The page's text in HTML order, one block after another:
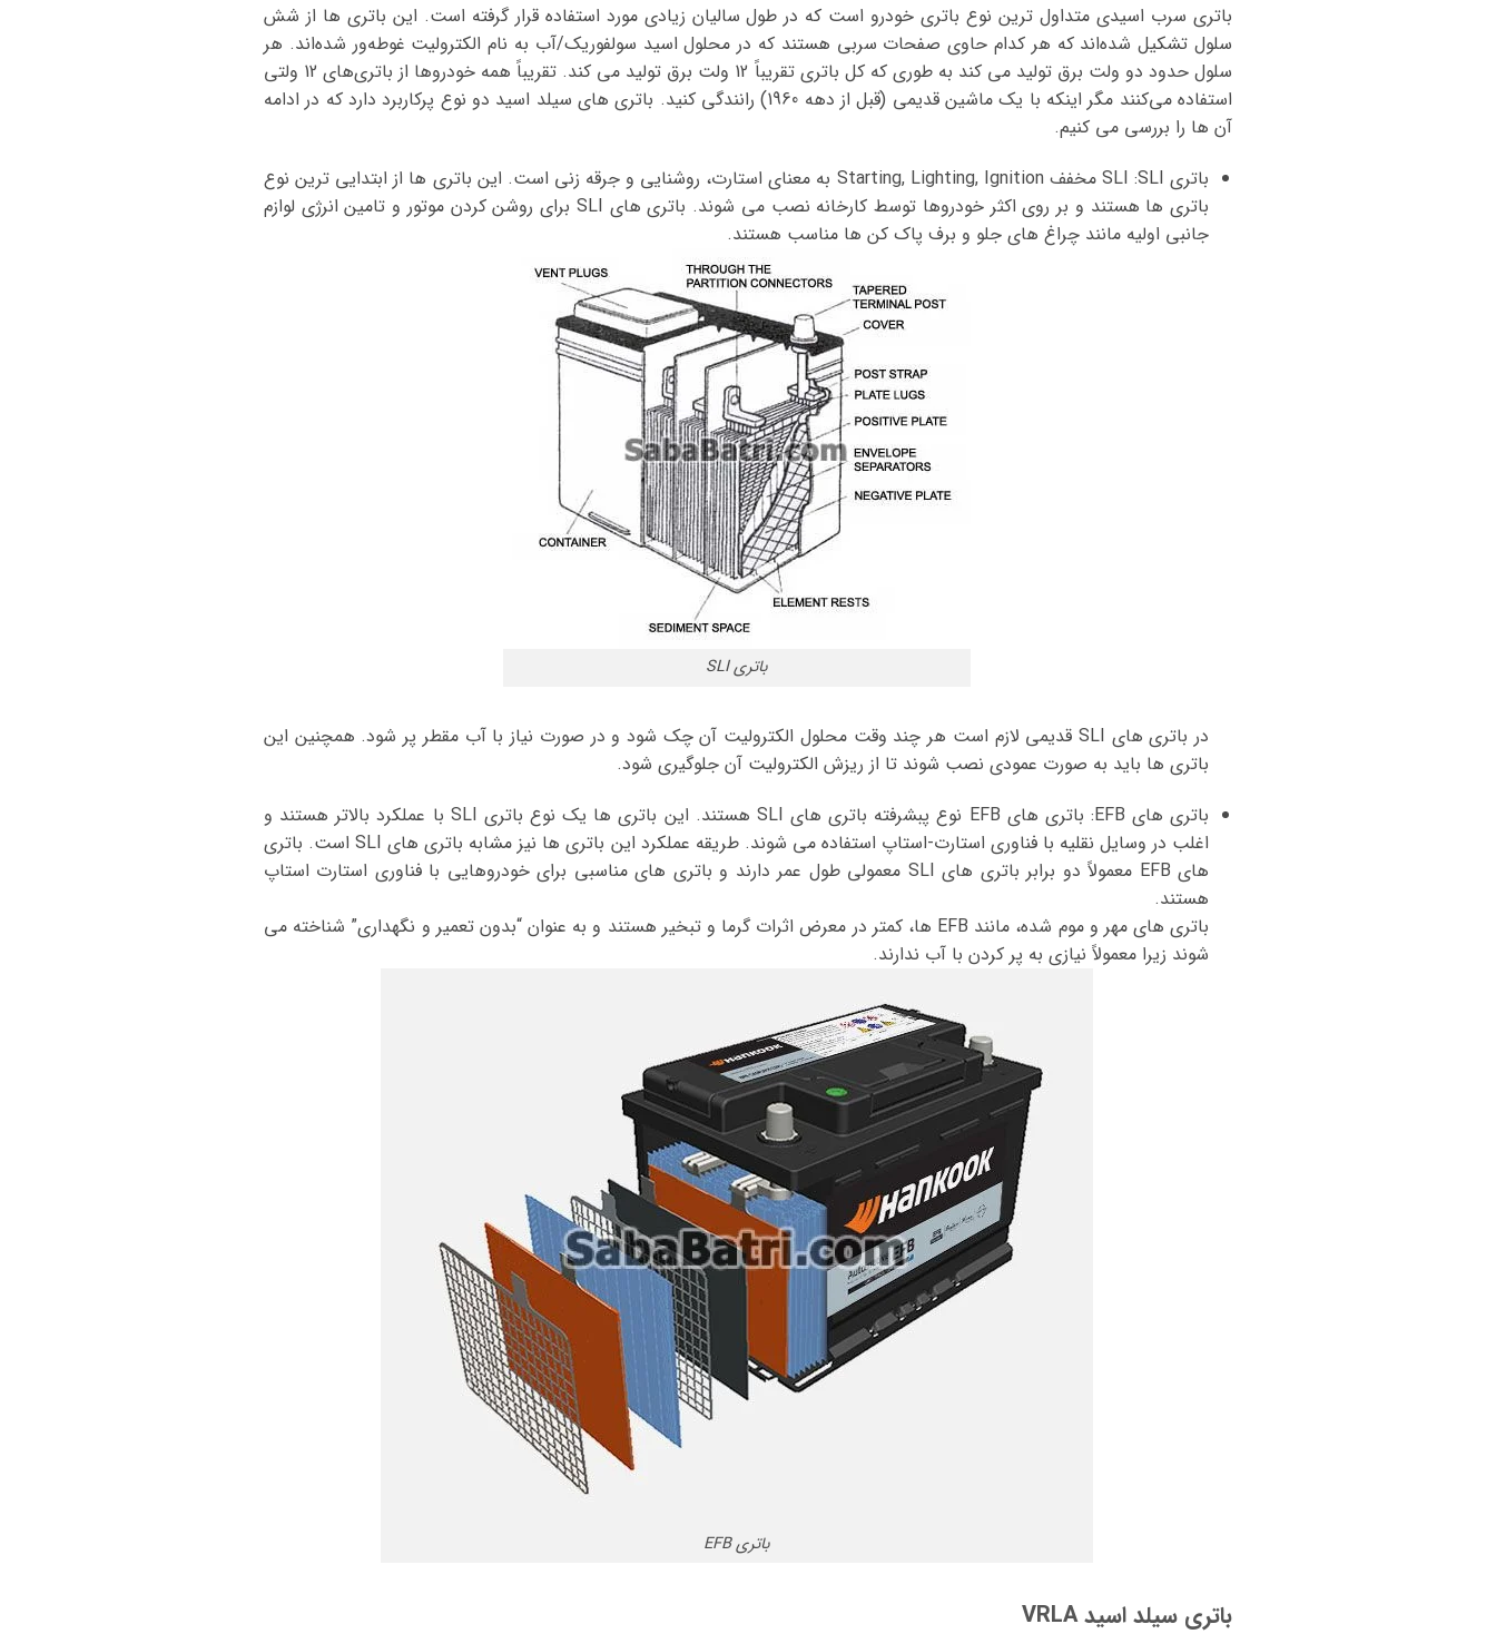
باتری سرب اسیدی متداول ترین نوع باتری خودرو است که در طول سالیان زیادی مورد استفاده قرار گرفته است. این باتری ها از شش
سلول تشکیل شده‌اند که هر کدام حاوی صفحات سربی هستند که در محلول اسید سولفوریک/آب به نام الکترولیت غوطه‌ور شده‌اند. هر
سلول حدود دو ولت برق تولید می کند به طوری که کل باتری تقریباً 12 ولت برق تولید می کند. تقریباً همه خودروها از باتری‌های 12 ولتی
استفاده می‌کنند مگر اینکه با یک ماشین قدیمی (قبل از دهه 1960) رانندگی کنید. باتری های سیلد اسید دو نوع پرکاربرد دارد که در ادامه
آن ها را بررسی می کنیم.
باتری SLI :SLI مخفف Starting, Lighting, Ignition به معنای استارت، روشنایی و جرقه زنی است. این باتری ها از ابتدایی ترین نوع
باتری ها هستند و بر روی اکثر خودروها توسط کارخانه نصب می شوند. باتری های SLI برای روشن کردن موتور و تامین انرژی لوازم
جانبی اولیه مانند چراغ های جلو و برف پاک کن ها مناسب هستند.
باتری SLI
در باتری های SLI قدیمی لازم است هر چند وقت محلول الکترولیت آن چک شود و در صورت نیاز با آب مقطر پر شود. همچنین این
باتری ها باید به صورت عمودی نصب شوند تا از ریزش الکترولیت آن جلوگیری شود.
باتری های EFB: باتری های EFB نوع پبشرفته باتری های SLI هستند. این باتری ها یک نوع باتری SLI با عملکرد بالاتر هستند و
اغلب در وسایل نقلیه با فناوری استارت-استاپ استفاده می شوند. طریقه عملکرد این باتری ها نیز مشابه باتری های SLI است. باتری
های EFB معمولاً دو برابر باتری های SLI معمولی طول عمر دارند و باتری های مناسبی برای خودروهایی با فناوری استارت استاپ
هستند.
باتری های مهر و موم شده، مانند EFB ها، کمتر در معرض اثرات گرما و تبخیر هستند و به عنوان “بدون تعمیر و نگهداری” شناخته می
شوند زیرا معمولاً نیازی به پر کردن با آب ندارند.
باتری EFB
باتری سیلد اسید VRLA